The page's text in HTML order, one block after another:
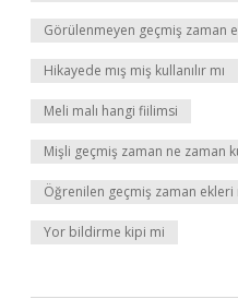
Görülenmeyen geçmiş zaman
Hikayede mış miş kullanılır mı
Meli malı hangi fiilimsi
Mişli geçmiş zaman ne zaman
Öğrenilen geçmiş zaman
Yor bildirme kipi mi